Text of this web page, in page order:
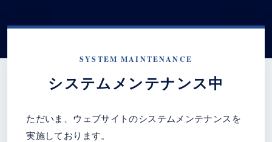
SYSTEM MAINTENANCE
システムメンテナンス中
ただいま、ウェブサイトのシステムメンテナンスを
実施しております。